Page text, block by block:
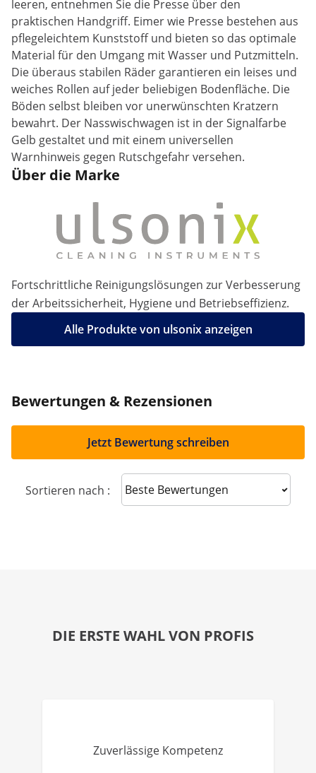
leeren, entnehmen Sie die Presse über den
praktischen Handgriff. Eimer wie Presse bestehen aus
pflegeleichtem Kunststoff und bieten so das optimale
Material für den Umgang mit Wasser und Putzmitteln.
Die überaus stabilen Räder garantieren ein leises und
weiches Rollen auf jeder beliebigen Bodenfläche. Die
Böden selbst bleiben vor unerwünschten Kratzern
bewahrt. Der Nasswischwagen ist in der Signalfarbe
Gelb gestaltet und mit einem universellen
Warnhinweis gegen Rutschgefahr versehen.
Über die Marke
Fortschrittliche Reinigungslösungen zur Verbesserung
der Arbeitssicherheit, Hygiene und Betriebseffizienz.
Alle Produkte von ulsonix anzeigen
Bewertungen & Rezensionen
Jetzt Bewertung schreiben
Sortieren nach : Sort reviews
DIE ERSTE WAHL VON PROFIS
Zuverlässige Kompetenz